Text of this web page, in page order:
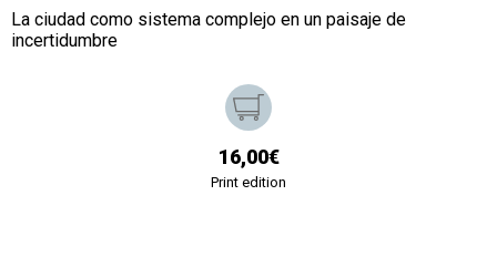
La ciudad como sistema complejo en un paisaje de
incertidumbre
16,00€
Print edition